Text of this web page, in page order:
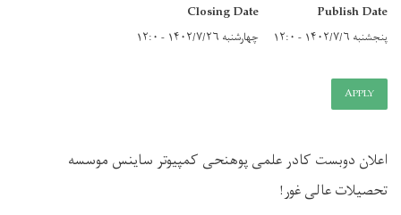
Publish Date
پنجشنبه ۱۴۰۲/۷/۶ - ۱۲:۰
Closing Date
چهارشنبه ۱۴۰۲/۷/۲۶ - ۱۲:۰
APPLY
اعلان دوبست کادر علمی پوهنحی کمپیوتر ساینس موسسه
تحصیلات عالی غور!